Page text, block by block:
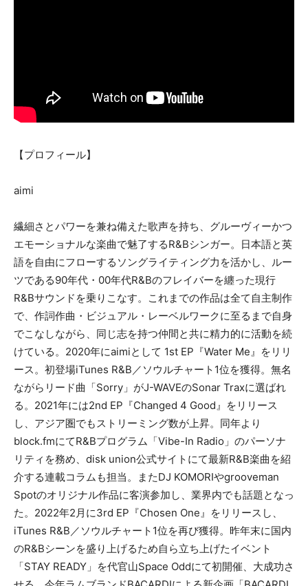
【プロフィール】
aimi
繊細さとパワーを兼ね備えた歌声を持ち、グルーヴィーかつ
エモーショナルな楽曲で魅了するR&Bシンガー。日本語と英
語を自由にフローするソングライティング力を活かし、ルー
ツである90年代・00年代R&Bのフレイバーを纏った現行
R&Bサウンドを乗りこなす。これまでの作品は全て自主制作
で、作詞作曲・ビジュアル・レーベルワークに至るまで自身
でこなしながら、同じ志を持つ仲間と共に精力的に活動を続
けている。2020年にaimiとして 1st EP『Water Me』をリリ
ース。初登場iTunes R&B／ソウルチャート1位を獲得。無名
ながらリード曲「Sorry」がJ-WAVEのSonar Traxに選ばれ
る。2021年には2nd EP『Changed 4 Good』をリリース
し、アジア圏でもストリーミング数が上昇。同年より
block.fmにてR&Bプログラム「Vibe-In Radio」のパーソナ
リティを務め、disk union公式サイトにて最新R&B楽曲を紹
介する連載コラムも担当。またDJ KOMORIやgrooveman
Spotのオリジナル作品に客演参加し、業界内でも話題となっ
た。2022年2月に3rd EP『Chosen One』をリリースし、
iTunes R&B／ソウルチャート1位を再び獲得。昨年末に国内
のR&Bシーンを盛り上げるため自ら立ち上げたイベント
「STAY READY」を代官山Space Oddにて初開催、大成功さ